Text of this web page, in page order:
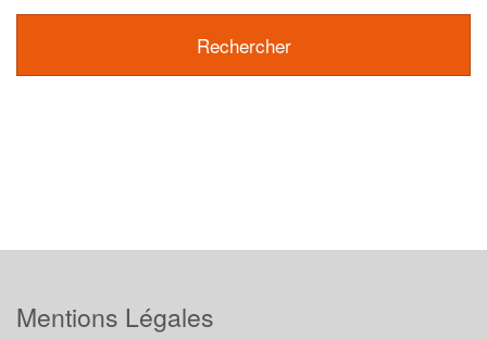
Mentions Légales